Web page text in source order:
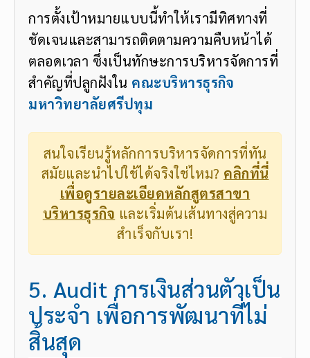
การตั้งเป้าหมายแบบนี้ทำให้เรามีทิศทางที่
ชัดเจนและสามารถติดตามความคืบหน้าได้
ตลอดเวลา ซึ่งเป็นทักษะการบริหารจัดการที่
สำคัญที่ปลูกฝังใน คณะบริหารธุรกิจ
มหาวิทยาลัยศรีปทุม
สนใจเรียนรู้หลักการบริหารจัดการที่ทัน
สมัยและนำไปใช้ได้จริงใช่ไหม? คลิกที่นี่
เพื่อดูรายละเอียดหลักสูตรสาขา
บริหารธุรกิจ และเริ่มต้นเส้นทางสู่ความ
สำเร็จกับเรา!
5. Audit การเงินส่วนตัวเป็น
ประจำ เพื่อการพัฒนาที่ไม่
สิ้นสุด